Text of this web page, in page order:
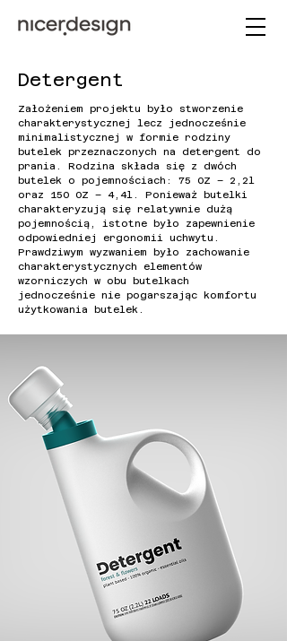
Detergent
Założeniem projektu było stworzenie
charakterystycznej lecz jednocześnie
minimalistycznej w formie rodziny
butelek przeznaczonych na detergent do
prania. Rodzina składa się z dwóch
butelek o pojemnościach: 75 OZ – 2,2l
oraz 150 OZ – 4,4l. Ponieważ butelki
charakteryzują się relatywnie dużą
pojemnością, istotne było zapewnienie
odpowiedniej ergonomii uchwytu.
Prawdziwym wyzwaniem było zachowanie
charakterystycznych elementów
wzorniczych w obu butelkach
jednocześnie nie pogarszając komfortu
użytkowania butelek.